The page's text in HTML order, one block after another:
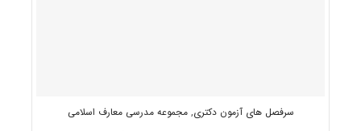
سرفصل های آزمون دکتری,مجموعه مدرسی معارف اسلامی